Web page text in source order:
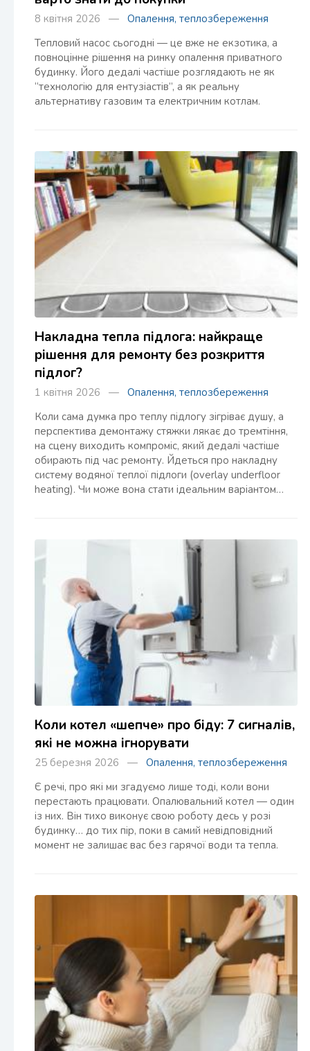
8 квітня 2026 — Опалення, теплозбереження
Тепловий насос сьогодні — це вже не екзотика, а
повноцінне рішення на ринку опалення приватного
будинку. Його дедалі частіше розглядають не як
“технологію для ентузіастів”, а як реальну
альтернативу газовим та електричним котлам.
Накладна тепла підлога: найкраще
рішення для ремонту без розкриття
підлог?
1 квітня 2026 — Опалення, теплозбереження
Коли сама думка про теплу підлогу зігріває душу, а
перспектива демонтажу стяжки лякає до тремтіння,
на сцену виходить компроміс, який дедалі частіше
обирають під час ремонту. Йдеться про накладну
систему водяної теплої підлоги (overlay underfloor
heating). Чи може вона стати ідеальним варіантом…
Коли котел «шепче» про біду: 7 сигналів,
які не можна ігнорувати
25 березня 2026 — Опалення, теплозбереження
Є речі, про які ми згадуємо лише тоді, коли вони
перестають працювати. Опалювальний котел — один
із них. Він тихо виконує свою роботу десь у розі
будинку… до тих пір, поки в самий невідповідний
момент не залишає вас без гарячої води та тепла.